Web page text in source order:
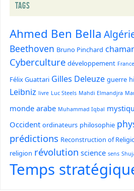
TAGS
Ahmed Ben Bella
Beethoven Bruno Pinchard
Cyberculture développement France
Félix Guattari Gilles Deleuze guerre
Leibniz livre Luc Steels Mahdi Elmandjra
monde arabe Muhammad Iqbal
Occident ordinateurs philosophie
prédictions Reconstruction of
religion révolution science sens
Temps